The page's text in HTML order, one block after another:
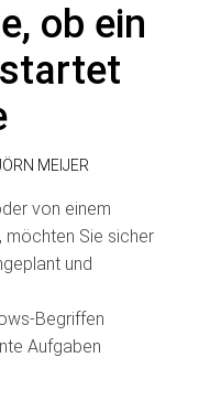
ob ein
MEIJER
von einem
möchten Sie sicher
und
Begriffen
Aufgaben